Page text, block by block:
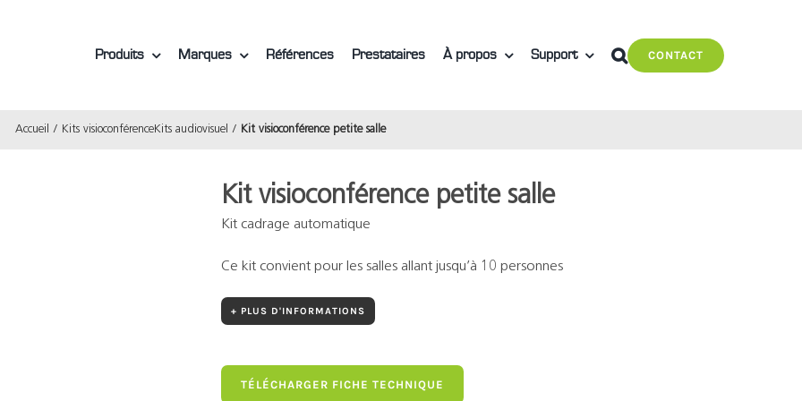
Produits Marques Références Prestataires À propos Support CONTACT
Accueil Kits visioconférenceKits audiovisuel Kit visioconférence petite salle
Kit visioconférence petite salle
Kit cadrage automatique
Ce kit convient pour les salles allant jusqu’à 10 personnes
+ PLUS D'INFORMATIONS
TÉLÉCHARGER FICHE TECHNIQUE